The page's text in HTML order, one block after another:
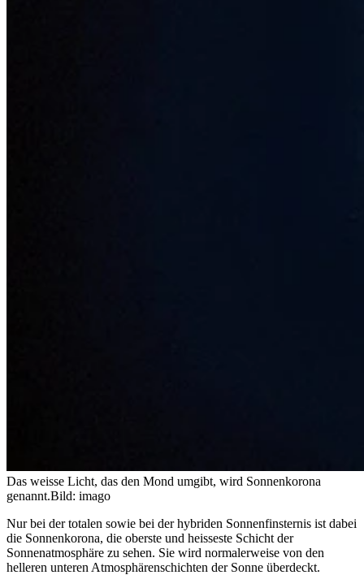
Das weisse Licht, das den Mond umgibt, wird Sonnenkorona
genannt.Bild: imago
Nur bei der totalen sowie bei der hybriden Sonnenfinsternis ist dabei
die Sonnenkorona, die oberste und heisseste Schicht der
Sonnenatmosphäre zu sehen. Sie wird normalerweise von den
helleren unteren Atmosphärenschichten der Sonne überdeckt.